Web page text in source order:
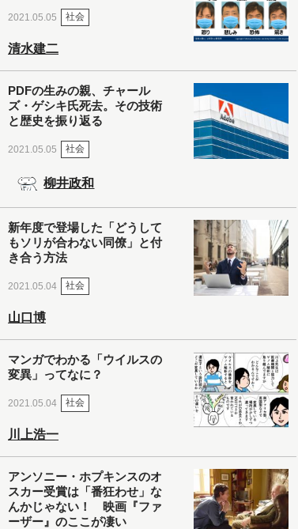
2021.05.05 社会
清水建二
PDFの生みの親、チャール
ズ・ゲシキ氏死去。その技術
と歴史を振り返る
2021.05.05 社会
柳井政和
新年度で登場した「どうして
もソリが合わない同僚」と付
き合う方法
2021.05.04 社会
山口博
マンガでわかる「ウイルスの
変異」ってなに？
2021.05.04 社会
川上浩一
アンソニー・ホプキンスのオ
スカー受賞は「番狂わせ」な
んかじゃない！ 映画『ファ
ーザー』のここが凄い